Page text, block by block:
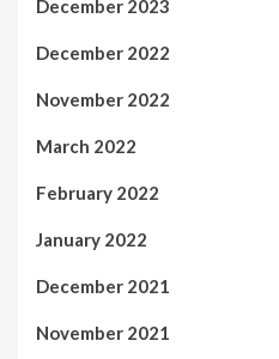
December 2023
December 2022
November 2022
March 2022
February 2022
January 2022
December 2021
November 2021